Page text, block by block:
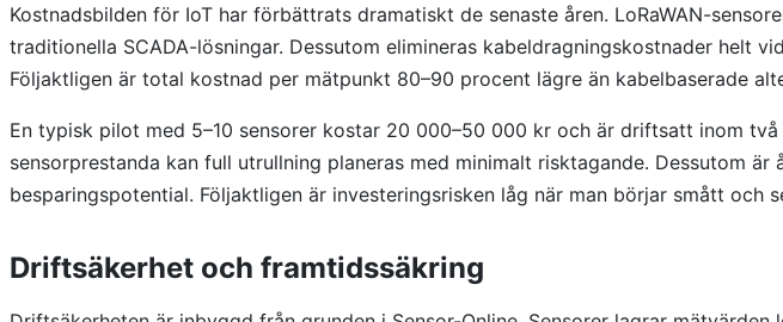
Kostnadsbilden för IoT har förbättrats dramatiskt de senaste åren. LoRaWAN-
traditionella SCADA-lösningar. Dessutom elimineras kabeldragningskostnader
Följaktligen är total kostnad per mätpunkt 80–90 procent lägre än kabelbaserade
En typisk pilot med 5–10 sensorer kostar 20 000–50 000 kr och är driftsatt inom
sensorprestanda kan full utrullning planeras med minimalt risktagande. Dessutom
besparingspotential. Följaktligen är investeringsrisken låg när man börjar smått och
Driftsäkerhet och framtidssäkring